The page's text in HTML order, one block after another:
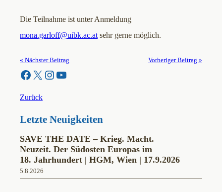
Die Teilnahme ist unter Anmeldung
mona.garloff@uibk.ac.at sehr gerne möglich.
« Nächster Beitrag Vorheriger Beitrag »
Facebook X Instagram YouTube
Zurück
Letzte Neuigkeiten
SAVE THE DATE – Krieg. Macht.
Neuzeit. Der Südosten Europas im
18. Jahrhundert | HGM, Wien | 17.9.2026
5.8.2026